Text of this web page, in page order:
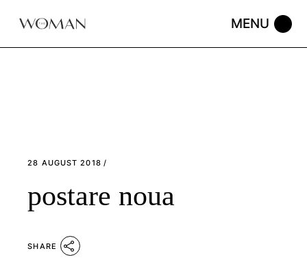
28 AUGUST 2018
postare noua
SHARE